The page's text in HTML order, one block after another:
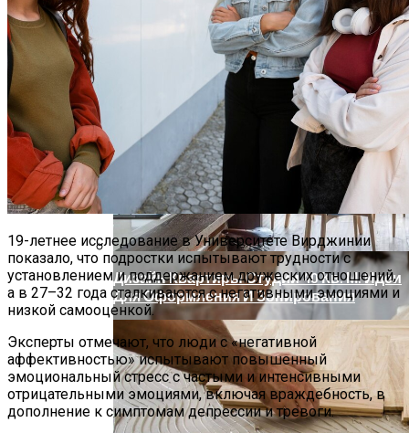
Новое Лекарство Помогает Мышам,
Страдающим Болезнью Альцгеймера,
Избежать Потери Памяти
Дизайн Квартиры Студии 40 Кв. М: Идеи
Для Оформления И Зонирования
19-летнее исследование в Университете Вирджинии
показало, что подростки испытывают трудности с
установлением и поддержанием дружеских отношений,
а в 27–32 года сталкиваются с негативными эмоциями и
низкой самооценкой.
Эксперты отмечают, что люди с «негативной
аффективностью» испытывают повышенный
эмоциональный стресс с частыми и интенсивными
отрицательными эмоциями, включая враждебность, в
дополнение к симптомам депрессии и тревоги.